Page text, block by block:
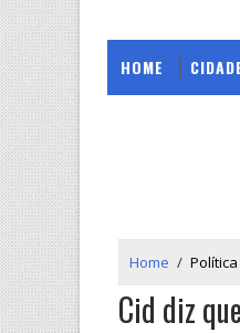
HOME
Home / Política
Cid diz